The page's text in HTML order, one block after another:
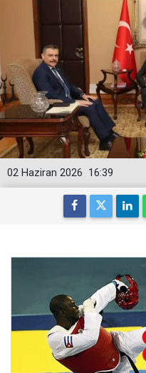
16:39
02 Haziran 2026